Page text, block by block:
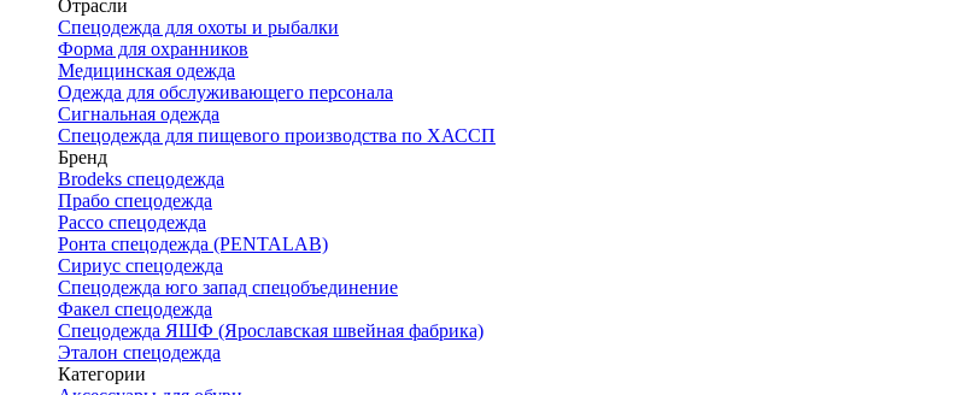
Отрасли
Спецодежда для охоты и рыбалки
Форма для охранников
Медицинская одежда
Одежда для обслуживающего персонала
Сигнальная одежда
Спецодежда для пищевого производства по ХАССП
Бренд
Brodeks спецодежда
Прабо спецодежда
Рассо спецодежда
Ронта спецодежда (PENTALAB)
Сириус спецодежда
Спецодежда юго запад спецобъединение
Факел спецодежда
Спецодежда ЯШФ (Ярославская швейная фабрика)
Эталон спецодежда
Категории